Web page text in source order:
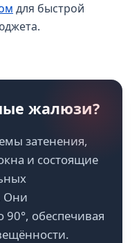
для быстрой
жалюзи?
затенения,
и состоящие
Они
90°, обеспечивая